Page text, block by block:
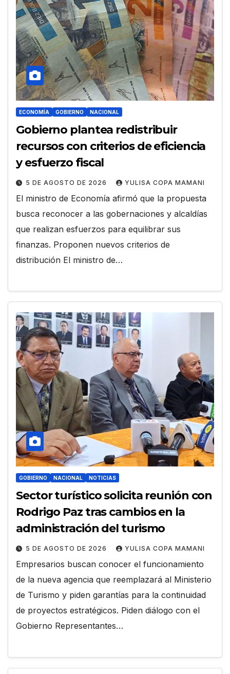
ECONOMÍA GOBIERNO NACIONAL
Gobierno plantea redistribuir
recursos con criterios de eficiencia
y esfuerzo fiscal
5 DE AGOSTO DE 2026 YULISA COPA MAMANI
El ministro de Economía afirmó que la propuesta
busca reconocer a las gobernaciones y alcaldías
que realizan esfuerzos para equilibrar sus
finanzas. Proponen nuevos criterios de
distribución El ministro de…
GOBIERNO NACIONAL NOTICIAS
Sector turístico solicita reunión con
Rodrigo Paz tras cambios en la
administración del turismo
5 DE AGOSTO DE 2026 YULISA COPA MAMANI
Empresarios buscan conocer el funcionamiento
de la nueva agencia que reemplazará al Ministerio
de Turismo y piden garantías para la continuidad
de proyectos estratégicos. Piden diálogo con el
Gobierno Representantes…